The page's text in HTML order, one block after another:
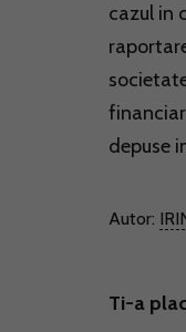
cazul in
depuse
Autor:
Ti-a